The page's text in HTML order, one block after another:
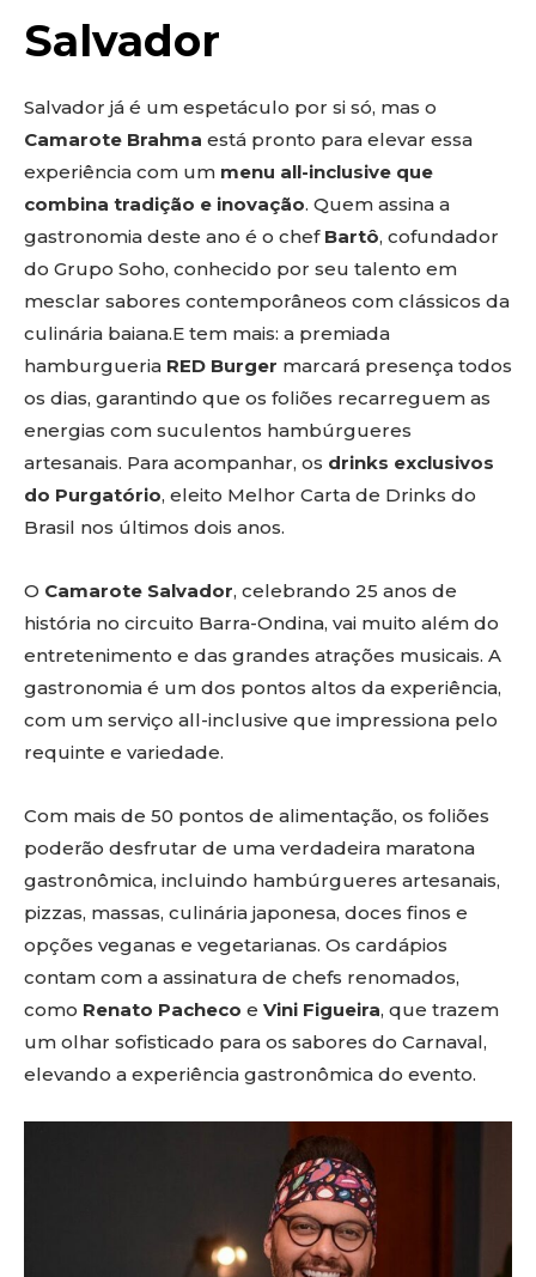
Salvador
Salvador já é um espetáculo por si só, mas o
Camarote Brahma está pronto para elevar essa
experiência com um menu all-inclusive que
combina tradição e inovação. Quem assina a
gastronomia deste ano é o chef Bartô, cofundador
do Grupo Soho, conhecido por seu talento em
mesclar sabores contemporâneos com clássicos da
culinária baiana.E tem mais: a premiada
hamburgueria RED Burger marcará presença todos
os dias, garantindo que os foliões recarreguem as
energias com suculentos hambúrgueres
artesanais. Para acompanhar, os drinks exclusivos
do Purgatório, eleito Melhor Carta de Drinks do
Brasil nos últimos dois anos.
O Camarote Salvador, celebrando 25 anos de
história no circuito Barra-Ondina, vai muito além do
entretenimento e das grandes atrações musicais. A
gastronomia é um dos pontos altos da experiência,
com um serviço all-inclusive que impressiona pelo
requinte e variedade.
Com mais de 50 pontos de alimentação, os foliões
poderão desfrutar de uma verdadeira maratona
gastronômica, incluindo hambúrgueres artesanais,
pizzas, massas, culinária japonesa, doces finos e
opções veganas e vegetarianas. Os cardápios
contam com a assinatura de chefs renomados,
como Renato Pacheco e Vini Figueira, que trazem
um olhar sofisticado para os sabores do Carnaval,
elevando a experiência gastronômica do evento.